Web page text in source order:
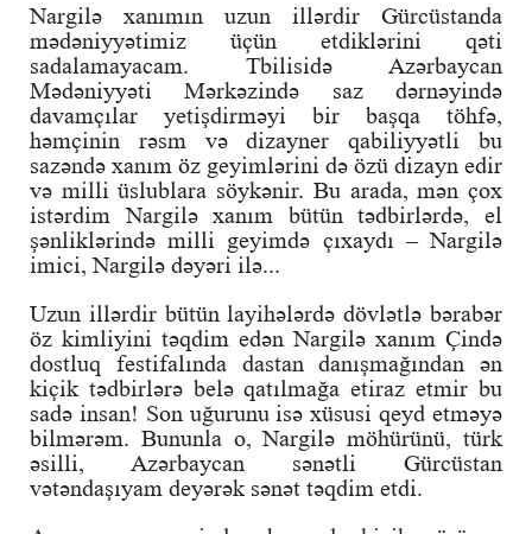
Nargilə xanımın uzun illərdir Gürcüstanda
mədəniyyətimiz üçün etdiklərini qəti
sadalamayacam. Tbilisidə Azərbaycan
Mədəniyyəti Mərkəzində saz dərnəyində
davamçılar yetişdirməyi bir başqa töhfə,
həmçinin rəsm və dizayner qabiliyyətli bu
sazəndə xanım öz geyimlərini də özü dizayn edir
və milli üslublara söykənir. Bu arada, mən çox
istərdim Nargilə xanım bütün tədbirlərdə, el
şənliklərində milli geyimdə çıxaydı – Nargilə
imici, Nargilə dəyəri ilə...
Uzun illərdir bütün layihələrdə dövlətlə bərabər
öz kimliyini təqdim edən Nargilə xanım Çində
dostluq festifalında dastan danışmağından ən
kiçik tədbirlərə belə qatılmağa etiraz etmir bu
sadə insan! Son uğurunu isə xüsusi qeyd etməyə
bilmərəm. Bununla o, Nargilə möhürünü, türk
əsilli, Azərbaycan sənətli Gürcüstan
vətəndaşıyam deyərək sənət təqdim etdi.